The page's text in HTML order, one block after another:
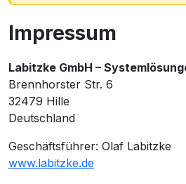
Impressum
Labitzke GmbH –
Brennhorster Str. 6
32479 Hille
Deutschland
Geschäftsführer: Olaf Labitzke
www.labitzke.de